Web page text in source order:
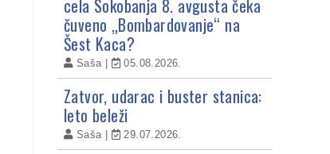
cela Sokobanja 8. avgusta čeka
čuveno „Bombardovanje“ na
Šest Kaca?
Saša 05.08.2026.
Zatvor, udarac i buster stanica:
leto beleži
Saša 29.07.2026.